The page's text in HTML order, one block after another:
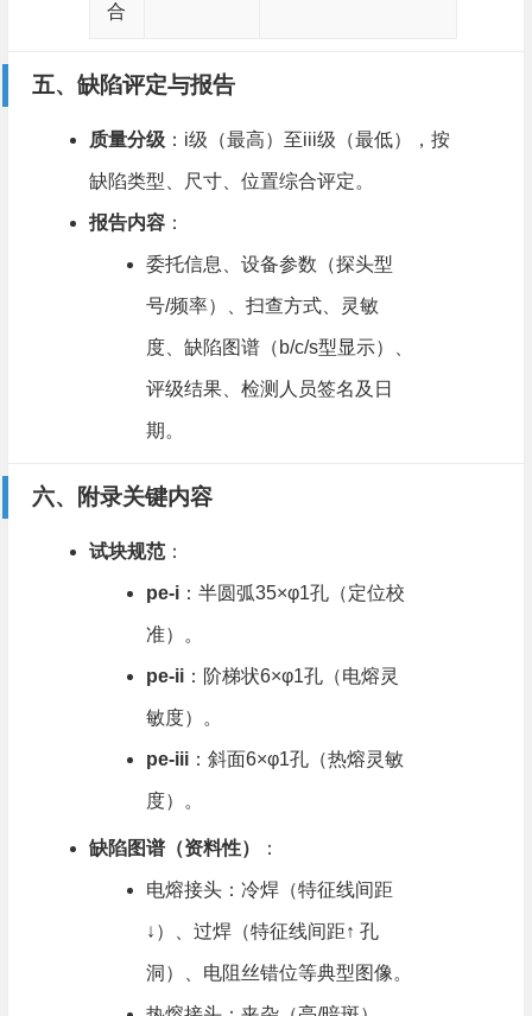
合
五、缺陷评定与报告
质量分级​：i级（最高）至iii级（最低），按
缺陷类型、尺寸、位置综合评定。
报告内容​：
委托信息、设备参数（探头型
号/频率）、扫查方式、灵敏
度、缺陷图谱（b/c/s型显示）、
评级结果、检测人员签名及日
期。
六、附录关键内容
试块规范​：
pe-i​：半圆弧35×φ1孔（定位校
准）。
pe-ii​：阶梯状6×φ1孔（电熔灵
敏度）。
pe-iii​：斜面6×φ1孔（热熔灵敏
度）。
缺陷图谱（资料性）​ ​：
电熔接头：冷焊（特征线间距
↓）、过焊（特征线间距↑ 孔
洞）、电阻丝错位等典型图像。